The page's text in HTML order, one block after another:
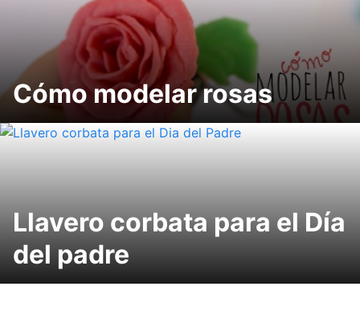
Cómo modelar rosas
Llavero corbata para el Día
del padre